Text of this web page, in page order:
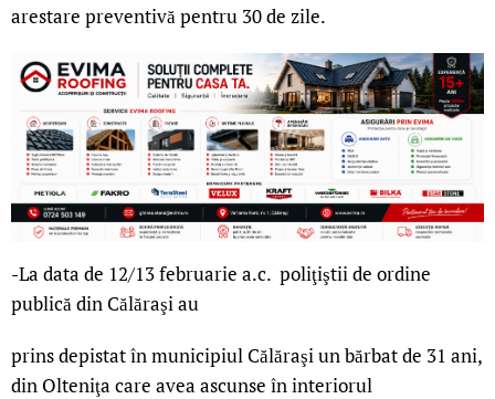
arestare preventivă pentru 30 de zile.
-La data de 12/13 februarie a.c. poliţiştii de ordine
publică din Călăraşi au
prins depistat în municipiul Călăraşi un bărbat de 31 ani,
din Olteniţa care avea ascunse în interiorul